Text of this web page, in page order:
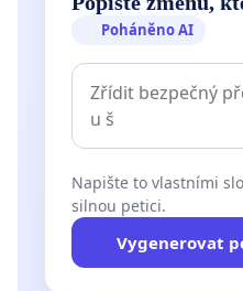
Poháněno AI
Napište to vlastními
silnou petici.
Vygenerovat